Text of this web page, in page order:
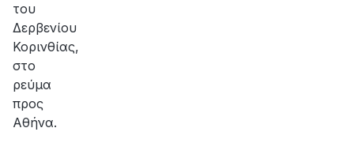
του
Δερβενίου
Κορινθίας,
στο
ρεύμα
προς
Αθήνα.